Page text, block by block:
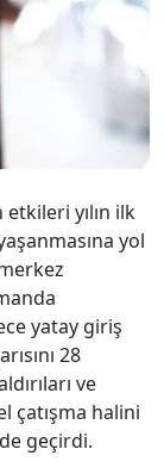
etkileri yılın ilk
yol
yatay giriş
28
ve
çatışma halini
geçirdi.